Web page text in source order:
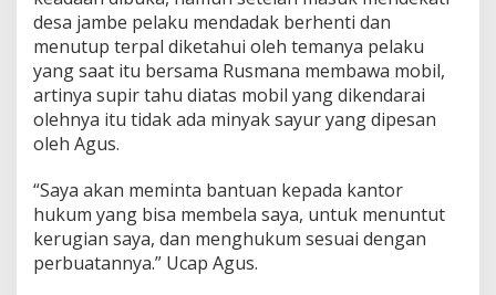
desa jambe pelaku mendadak berhenti dan
menutup terpal diketahui oleh temanya pelaku
yang saat itu bersama Rusmana membawa mobil,
artinya supir tahu diatas mobil yang dikendarai
olehnya itu tidak ada minyak sayur yang dipesan
oleh Agus.
“Saya akan meminta bantuan kepada kantor
hukum yang bisa membela saya, untuk menuntut
kerugian saya, dan menghukum sesuai dengan
perbuatannya.” Ucap Agus.